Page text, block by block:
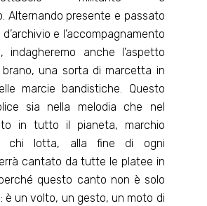
Alternando presente e passato
e l’accompagnamento
indagheremo anche l’aspetto
brano, una sorta di marcetta in
marcie bandistiche. Questo
sia nella melodia che nel
in tutto il pianeta, marchio
chi lotta, alla fine di ogni
cantato da tutte le platee in
questo canto non è solo
è un volto, un gesto, un moto di